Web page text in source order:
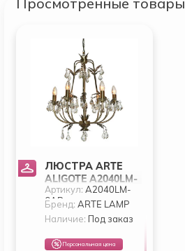
ЛЮСТРА ARTE
ALIGOTE A2040LM-
6AB
Артикул:A2040LM-
6AB
Бренд:ARTE LAMP
Наличие: Под заказ
Персональная цена